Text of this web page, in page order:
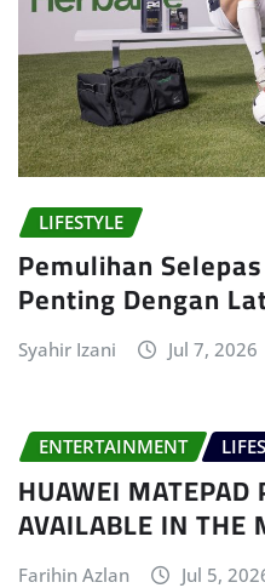
LIFESTYLE
Pemulihan
Penting Dengan
Syahir Izani Jul 7, 2026
ENTERTAINMENT
HUAWEI
AVAILABLE IN THE
Farihin Azlan Jul 5,